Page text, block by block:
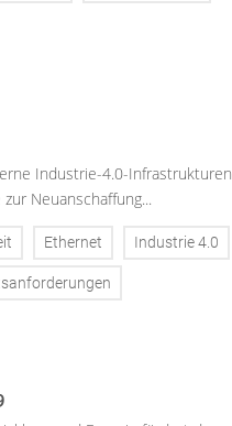
Industrie-4.0-Infrastrukturen
Neuanschaffung...
Ethernet Industrie 4.0